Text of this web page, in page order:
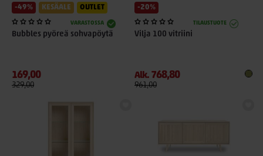
-49% KESÄALE OUTLET
VARASTOSSA
Bubbles pyöreä sohvapöytä
169,00
329,00
-20%
TILAUSTUOTE
Vilja 100 vitriini
Alk. 768,80
961,00